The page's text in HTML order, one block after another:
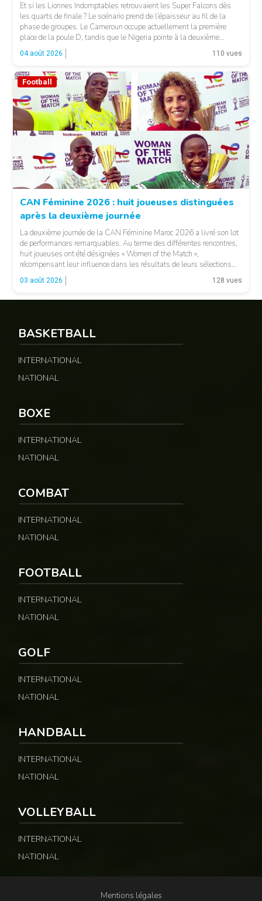
Et si les Lionnes Indomptables retrouvaient les Super Falcons dès
les quarts de finale ? Le scénario prend de l’épaisseur au fil de la
phase de groupes. Le Cameroun occupe actuellement la première
place de la poule D, tandis que le Nigeria pointe à la deuxième
position du groupe C. Une configuration qui pourrait offrir, […]
04 août 2026 110 vues
Football
CAN Féminine 2026 : huit joueuses distinguées
après la deuxième journée
La deuxième journée de la CAN Féminine Maroc 2026 a livré son lot
de performances remarquables. Au terme des différentes rencontres,
huit joueuses ont été désignées « Women of the Match »,
récompensant leur influence dans les résultats de leurs sélections
respectives. Le Sénégal a vu Adji Ndiaye recevoir cette distinction,
tandis que le Maroc […]
03 août 2026 128 vues
BASKETBALL
INTERNATIONAL
NATIONAL
BOXE
INTERNATIONAL
NATIONAL
COMBAT
INTERNATIONAL
NATIONAL
FOOTBALL
INTERNATIONAL
NATIONAL
GOLF
INTERNATIONAL
NATIONAL
HANDBALL
INTERNATIONAL
NATIONAL
VOLLEYBALL
INTERNATIONAL
NATIONAL
Mentions légales